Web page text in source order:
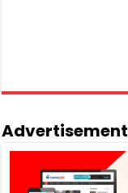
Advertisement